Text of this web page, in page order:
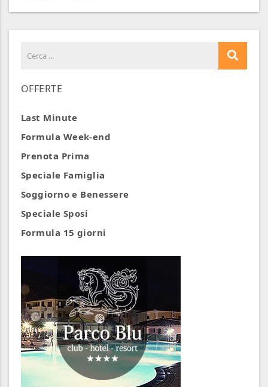
OFFERTE
Last Minute
Formula Week-end
Prenota Prima
Speciale Famiglia
Soggiorno e Benessere
Speciale Sposi
Formula 15 giorni